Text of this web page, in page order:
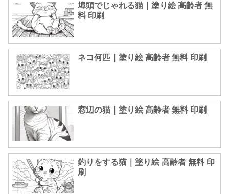
埠頭でじゃれる猫｜塗り絵 高齢者 無
料 印刷
ネコ何匹｜塗り絵 高齢者 無料 印刷
窓辺の猫｜塗り絵 高齢者 無料 印刷
釣りをする猫｜塗り絵 高齢者 無料 印
刷